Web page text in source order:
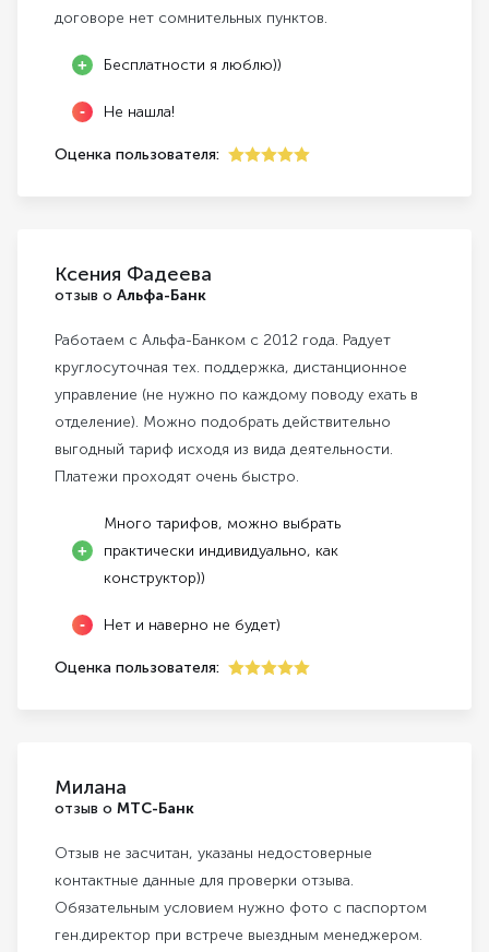
договоре нет сомнительных пунктов.
Бесплатности я люблю))
Не нашла!
Оценка пользователя:
Ксения Фадеева
отзыв о Альфа-Банк
Работаем с Альфа-Банком с 2012 года. Радует
круглосуточная тех. поддержка, дистанционное
управление (не нужно по каждому поводу ехать в
отделение). Можно подобрать действительно
выгодный тариф исходя из вида деятельности.
Платежи проходят очень быстро.
Много тарифов, можно выбрать
практически индивидуально, как
конструктор))
Нет и наверно не будет)
Оценка пользователя:
Милана
отзыв о МТС-Банк
Отзыв не засчитан, указаны недостоверные
контактные данные для проверки отзыва.
Обязательным условием нужно фото с паспортом
ген.директор при встрече выездным менеджером.